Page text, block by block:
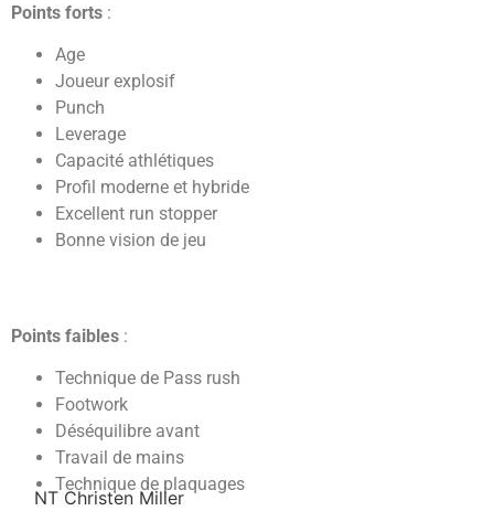
Points forts :
Age
Joueur explosif
Punch
Leverage
Capacité athlétiques
Profil moderne et hybride
Excellent run stopper
Bonne vision de jeu
Points faibles :
Technique de Pass rush
Footwork
Déséquilibre avant
Travail de mains
Technique de plaquages
NT Christen Miller